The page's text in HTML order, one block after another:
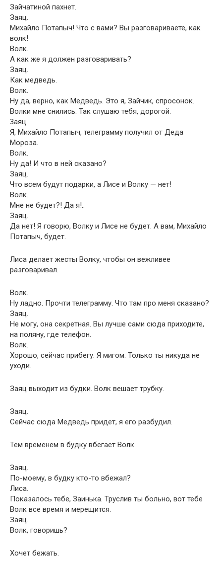
Зайчатиной пахнет.
Заяц.
Михайло Потапыч! Что с вами? Вы разговариваете, как
волк!
Волк.
А как же я должен разговаривать?
Заяц.
Как медведь.
Волк.
Ну да, верно, как Медведь. Это я, Зайчик, спросонок.
Волки мне снились. Так слушаю тебя, дорогой.
3аяц.
Я, Михайло Потапыч, телеграмму получил от Деда
Мороза.
Волк.
Ну да! И что в ней сказано?
Заяц.
Что всем будут подарки, а Лисе и Волку — нет!
Волк.
Мне не будет?! Да я!..
Заяц.
Да нет! Я говорю, Волку и Лисе не будет. А вам, Михайло
Потапыч, будет.
Лиса делает жесты Волку, чтобы он вежливее
разговаривал.
Волк.
Ну ладно. Прочти телеграмму. Что там про меня сказано?
Заяц.
Не могу, она секретная. Вы лучше сами сюда приходите,
на поляну, где телефон.
Волк.
Хорошо, сейчас прибегу. Я мигом. Только ты никуда не
уходи.
Заяц выходит из будки. Волк вешает трубку.
Заяц.
Сейчас сюда Медведь придет, я его разбудил.
Тем временем в будку вбегает Волк.
Заяц.
По-моему, в будку кто-то вбежал?
Лиса.
Показалось тебе, Заинька. Труслив ты больно, вот тебе
Волк все время и мерещится.
Заяц.
Волк, говоришь?
Хочет бежать.